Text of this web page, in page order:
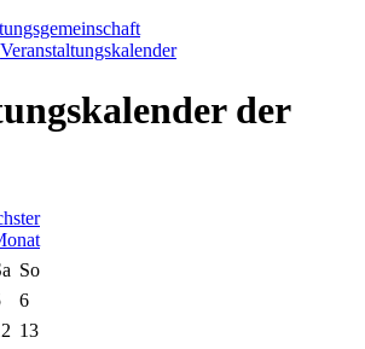
Veranstaltungskalender
der
So
6
13